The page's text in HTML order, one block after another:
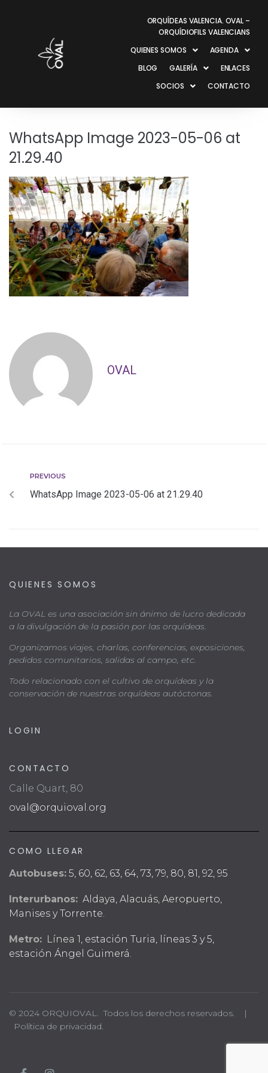
ORQUÍDEAS VALENCIA. OVAL –
ORQUÍDIOFILS VALENCIANS
QUIENES SOMOS
AGENDA
BLOG
GALERÍA
ENLACES
SOCIOS
CONTACTO
WhatsApp Image 2023-05-06 at
21.29.40
OVAL
PREVIOUS
WhatsApp Image 2023-05-06 at 21.29.40
QUIENES SOMOS
La OVAL es una asociación sin ánimo de lucro dedicada
a la divulgación de la pasión por las orquídeas.
Organizamos viajes, charlas, conferencias, exposiciones,
pedidos comunitarios, salidas al campo, etc.
Todo relacionado con el cultivo de orquídeas y la
conservación de nuestras orquídeas autóctonas.
LOGIN
CONTACTO
Calle Quart, 80
oval@orquioval.org
COMO LLEGAR
Autobuses: 5, 60, 62, 63, 64, 73, 79, 80, 81, 92, 95
Interurbanos: Aldaya, Alacuás, Aeropuerto,
Manises y Torrente.
Metro: Línea 1, estación Turia, líneas 3 y 5,
estación Ángel Guimerá.
© 2024 ORQUIOVAL. Todos los derechos reservados. |
Política de privacidad.